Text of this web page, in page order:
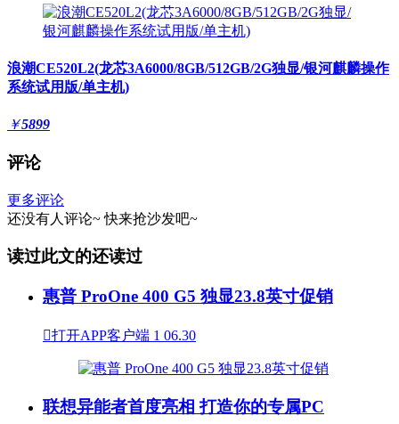
浪潮CE520L2(龙芯3A6000/8GB/512GB/2G独显/银河麒麟操作
系统试用版/单主机)
￥5899
评论
更多评论
还没有人评论~ 快来抢沙发吧~
读过此文的还读过
惠普 ProOne 400 G5 独显23.8英寸促销
打开APP客户端 1 06.30
联想异能者首度亮相 打造你的专属PC